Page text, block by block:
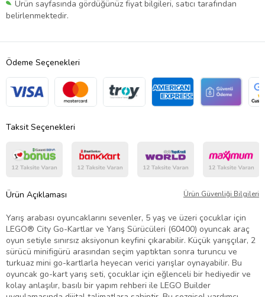
Ürün sayfasında gördüğünüz fiyat bilgileri, satıcı tarafından
belirlenmektedir.
Ödeme Seçenekleri
Taksit Seçenekleri
Ürün Açıklaması Ürün Güvenliği Bilgileri
Yarış arabası oyuncaklarını sevenler, 5 yaş ve üzeri çocuklar için
LEGO® City Go-Kartlar ve Yarış Sürücüleri (60400) oyuncak araç
oyun setiyle sınırsız aksiyonun keyfini çıkarabilir. Küçük yarışçılar, 2
sürücü minifigürü arasından seçim yaptıktan sonra turuncu ve
turkuaz mini go-kartlarla heyecan verici yarışlar oynayabilir. Bu
oyuncak go-kart yarış seti, çocuklar için eğlenceli bir hediyedir ve
kolay anlaşılır, basılı bir yapım rehberi ile LEGO Builder